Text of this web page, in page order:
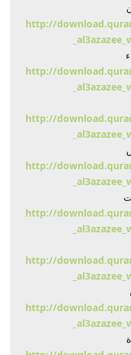
http://
http://
http://
http://
http://
http://
http://